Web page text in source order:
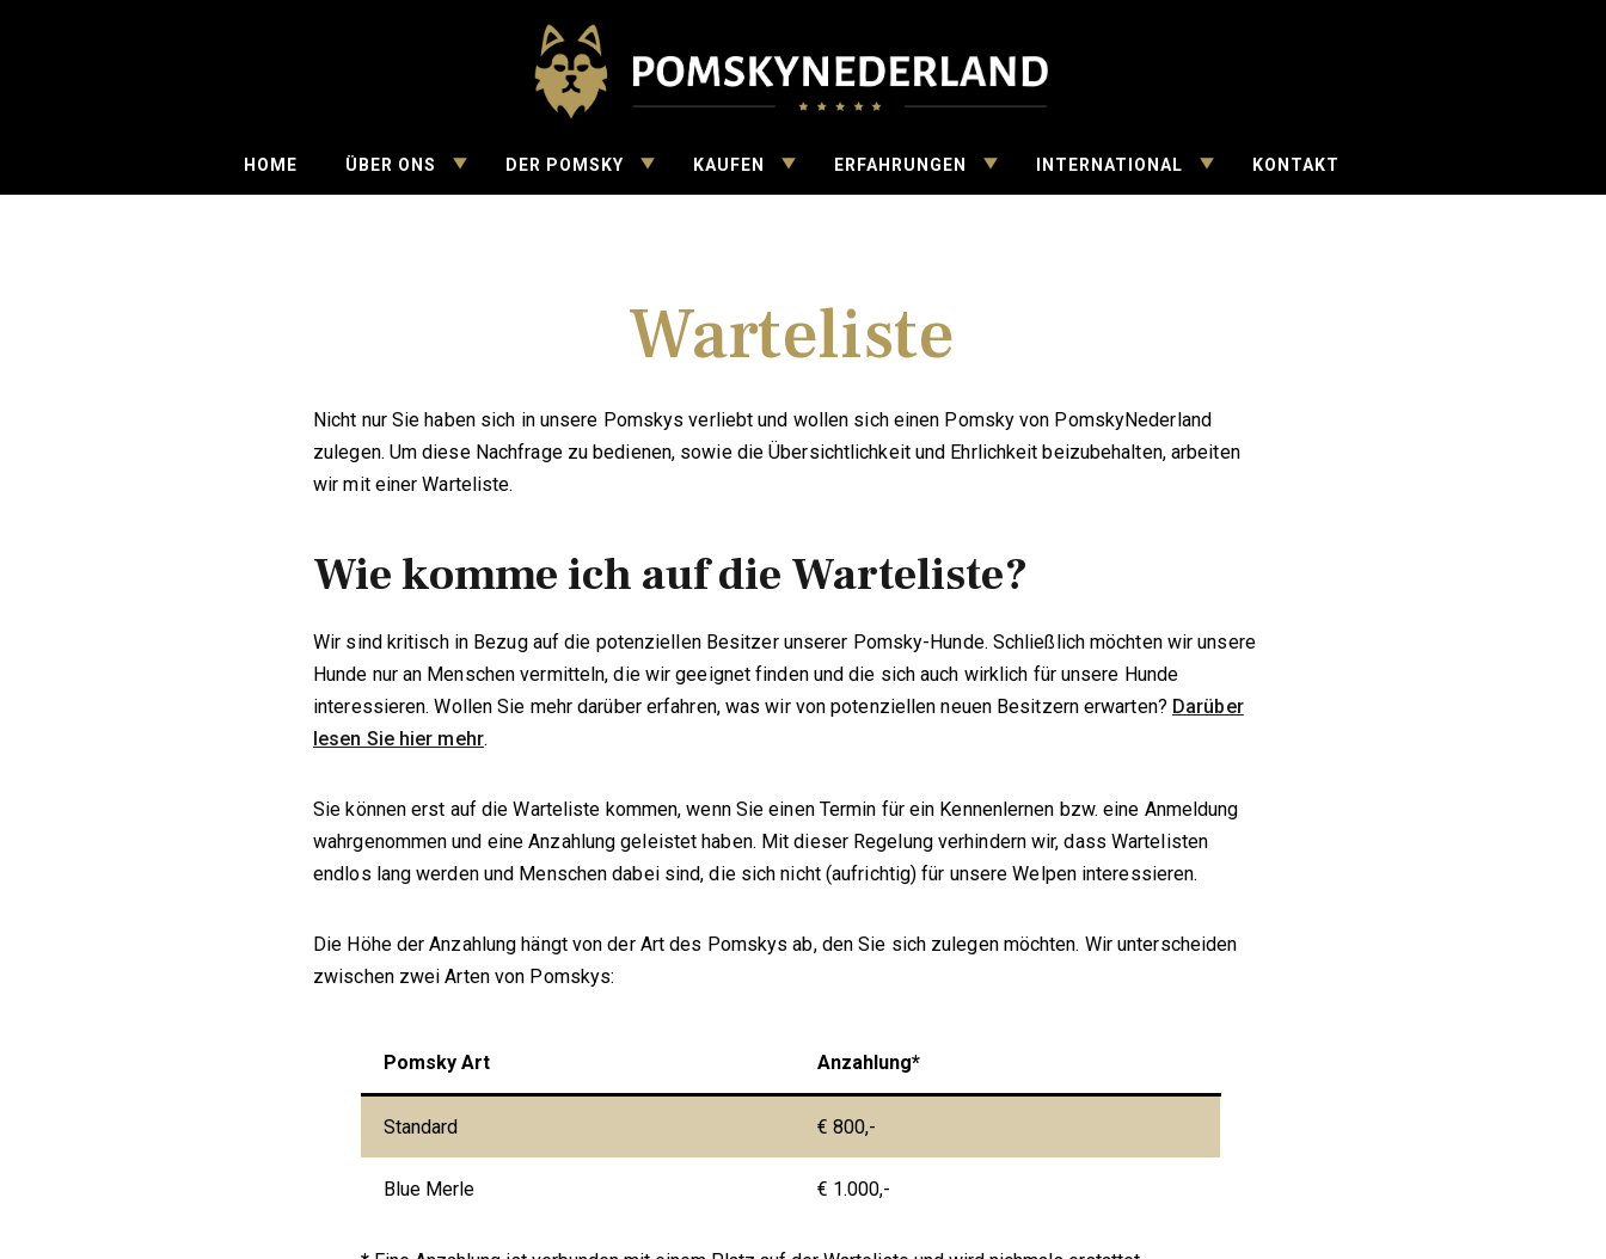
PomskyNederland
HOME ÜBER ONS TOGGLE
CHILDDER POMSKY TOGGLE
CHILDKAUFEN TOGGLE
CHILDERFAHRUNGEN TOGGLE
CHILDINTERNATIONAL TOGGLE
CHILDKONTAKT
Warteliste
Nicht nur Sie haben sich in unsere Pomskys verliebt und wollen sich einen Pomsky von PomskyNederland
zulegen. Um diese Nachfrage zu bedienen, sowie die Übersichtlichkeit und Ehrlichkeit beizubehalten, arbeiten
wir mit einer Warteliste.
Wie komme ich auf die Warteliste?
Wir sind kritisch in Bezug auf die potenziellen Besitzer unserer Pomsky-Hunde. Schließlich möchten wir unsere
Hunde nur an Menschen vermitteln, die wir geeignet finden und die sich auch wirklich für unsere Hunde
interessieren. Wollen Sie mehr darüber erfahren, was wir von potenziellen neuen Besitzern erwarten? Darüber
lesen Sie hier mehr.
Sie können erst auf die Warteliste kommen, wenn Sie einen Termin für ein Kennenlernen bzw. eine Anmeldung
wahrgenommen und eine Anzahlung geleistet haben. Mit dieser Regelung verhindern wir, dass Wartelisten
endlos lang werden und Menschen dabei sind, die sich nicht (aufrichtig) für unsere Welpen interessieren.
Die Höhe der Anzahlung hängt von der Art des Pomskys ab, den Sie sich zulegen möchten. Wir unterscheiden
zwischen zwei Arten von Pomskys:
Pomsky Art Anzahlung*
Standard € 800,-
Blue Merle € 1.000,-